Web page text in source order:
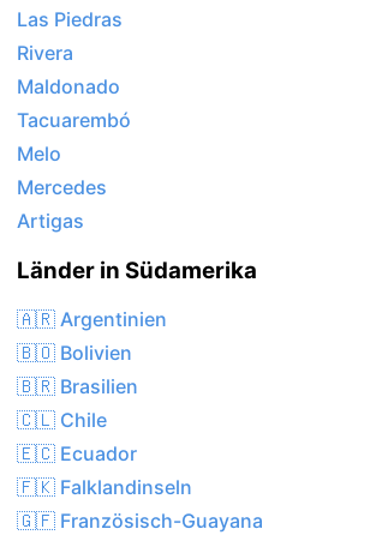
Las Piedras
Rivera
Maldonado
Tacuarembó
Melo
Mercedes
Artigas
Länder in Südamerika
🇦🇷 Argentinien
🇧🇴 Bolivien
🇧🇷 Brasilien
🇨🇱 Chile
🇪🇨 Ecuador
🇫🇰 Falklandinseln
🇬🇫 Französisch-Guayana